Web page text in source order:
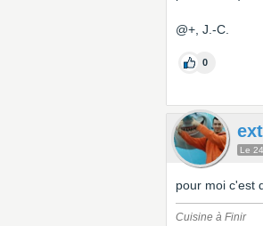
@+, J.-C.
0
Le
pour moi c'est
Cuisine à Finir